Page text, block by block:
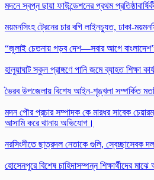
মদনে স্বপ্ন ছায়া ফাউন্ডেশনের প্রথম
ময়মনসিংহ ট্রেনের চার বগি লাইনচ্যুত, ঢাকা-
“জুলাই চেতনায় গড়ব দেশ—সবার আগে
হালুয়াঘাট স্কুল প্রাঙ্গণে পানি জমে ব্যাহত শিক্ষা
ভৈরব উপজেলায় বিশেষ আইন-শৃঙ্খলা সম্পর্কিত
মদন পৌর প্রচার সম্পাদক কে মারধর সাবেক
আসামি করে থানায় অভিযোগ।
নরসিংদীতে ছাত্রদল নেতাকে গুলি, স্বেচ্ছাসেবক
হোসেনপুরে বিশেষ চাহিদাসম্পন্ন শিক্ষার্থীদের